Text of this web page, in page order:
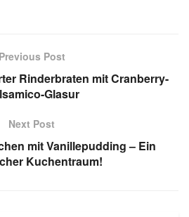
Previous Post
Rinderbraten mit Cranberry-
Glasur
Next Post
mit Vanillepudding – Ein
Kuchentraum!